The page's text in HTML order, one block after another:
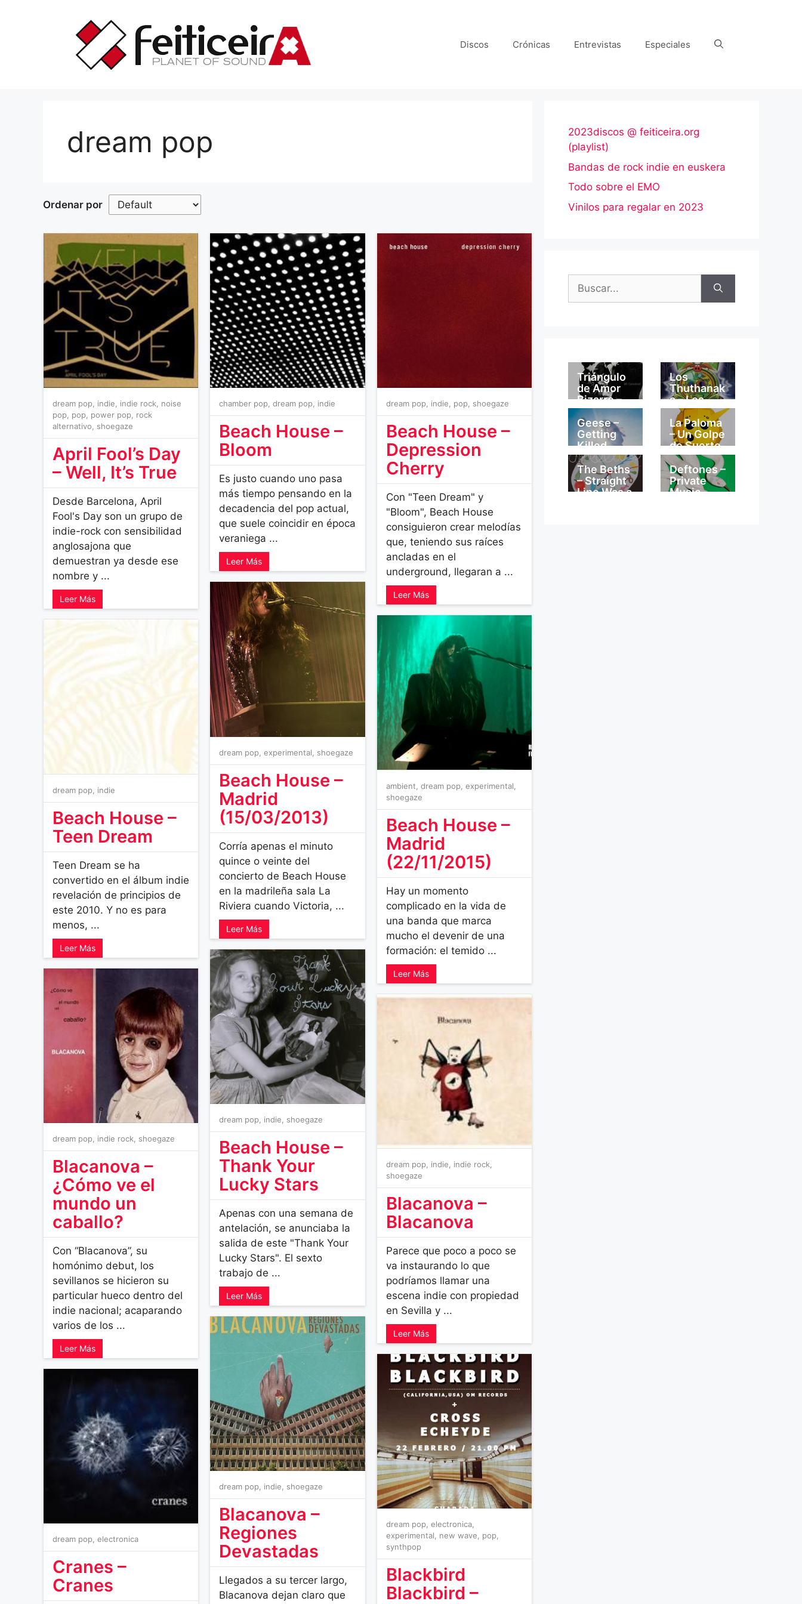
Discos Crónicas Entrevistas Especiales
dream pop
Ordenar por
dream pop, indie, indie rock, noise
pop, pop, power pop, rock
alternativo, shoegaze
April Fool’s Day
– Well, It’s True
Desde Barcelona, April
Fool's Day son un grupo de
indie-rock con sensibilidad
anglosajona que
demuestran ya desde ese
nombre y ...
Leer Más
chamber pop,dream pop, indie
Beach House –
Bloom
Es justo cuando uno pasa
más tiempo pensando en la
decadencia del pop actual,
que suele coincidir en época
veraniega ...
Leer Más
dream pop, indie, pop, shoegaze
Beach House –
Depression
Cherry
Con "Teen Dream" y
"Bloom", Beach House
consiguieron crear melodías
que, teniendo sus raíces
ancladas en el
underground, llegaran a ...
Leer Más
dream pop ,experimental shoegaze
Beach House –
Madrid
(15/03/2013)
Corría apenas el minuto
quince o veinte del
concierto de Beach House
en la madrileña sala La
Riviera cuando Victoria, ...
Leer Más
ambient dream pop, experimental
shoegaze
Beach House –
Madrid
(22/11/2015)
Hay un momento
complicado en la vida de
una banda que marca
mucho el devenir de una
formación: el temido ...
Leer Más
dream pop indie
Beach House –
Teen Dream
Teen Dream se ha
convertido en el álbum indie
revelación de principios de
este 2010. Y no es para
menos, ...
Leer Más
dream pop indie shoegaze
Beach House –
Thank Your
Lucky Stars
Apenas con una semana de
antelación, se anunciaba la
salida de este "Thank Your
Lucky Stars". El sexto
trabajo de ...
Leer Más
dream pop indie rock shoegaze
Blacanova –
¿Cómo ve el
mundo un
caballo?
Con “Blacanova”, su
homónimo debut, los
sevillanos se hicieron su
particular hueco dentro del
indie nacional; acaparando
varios de los ...
Leer Más
dream pop, indie indie rock
shoegaze
Blacanova –
Blacanova
Parece que poco a poco se
va instaurando lo que
podríamos llamar una
escena indie con propiedad
en Sevilla y ...
Leer Más
dream pop, indie, shoegaze
Blacanova –
Regiones
Devastadas
Llegados a su tercer largo,
Blacanova dejan claro que
dream pop, electronica,
experimental, new wave, pop,
synthpop
Blackbird
Blackbird –
dream pop, electronica
Cranes –
Cranes
2023discos @ feiticeira.org
(playlist)
Bandas de rock indie en euskera
Todo sobre el EMO
Vinilos para regalar en 2023
Triángulo
de Amor
Bizarro –
Mi
Catedral
Los
Thuthanak
a – Los
Thuthanak
a
Geese –
Getting
Killed
La Paloma
– Un Golpe
de Suerte
The Beths
– Straight
Line Was a
Deftones –
Private
Music